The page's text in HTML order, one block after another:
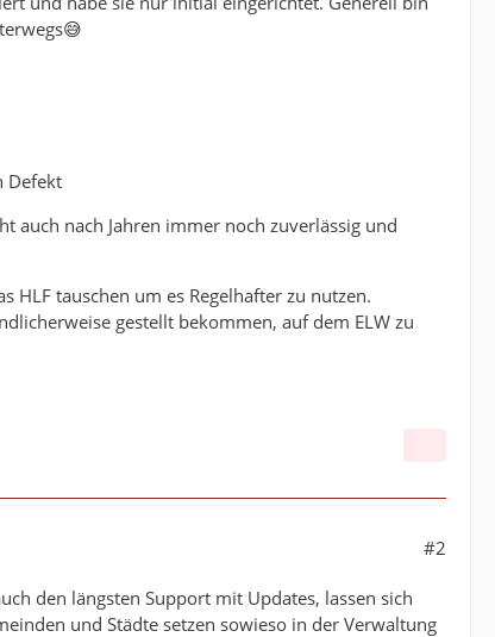
Defekt
auch nach Jahren immer noch zuverlässig und
HLF tauschen um es Regelhafter zu nutzen.
gestellt bekommen, auf dem ELW zu
#2
den längsten Support mit Updates, lassen sich
und Städte setzen sowieso in der Verwaltung